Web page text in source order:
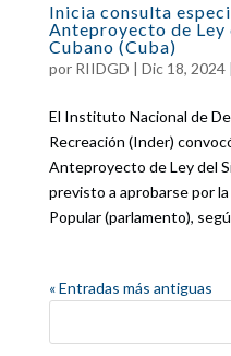
Inicia consulta
Anteproyecto de
Cubano (Cuba)
por RIIDGD | Dic 18, 2024|
El Instituto Nacional de
Recreación (Inder)
Anteproyecto de Ley del
previsto a aprobarse por
Popular (parlamento),
« Entradas más antiguas